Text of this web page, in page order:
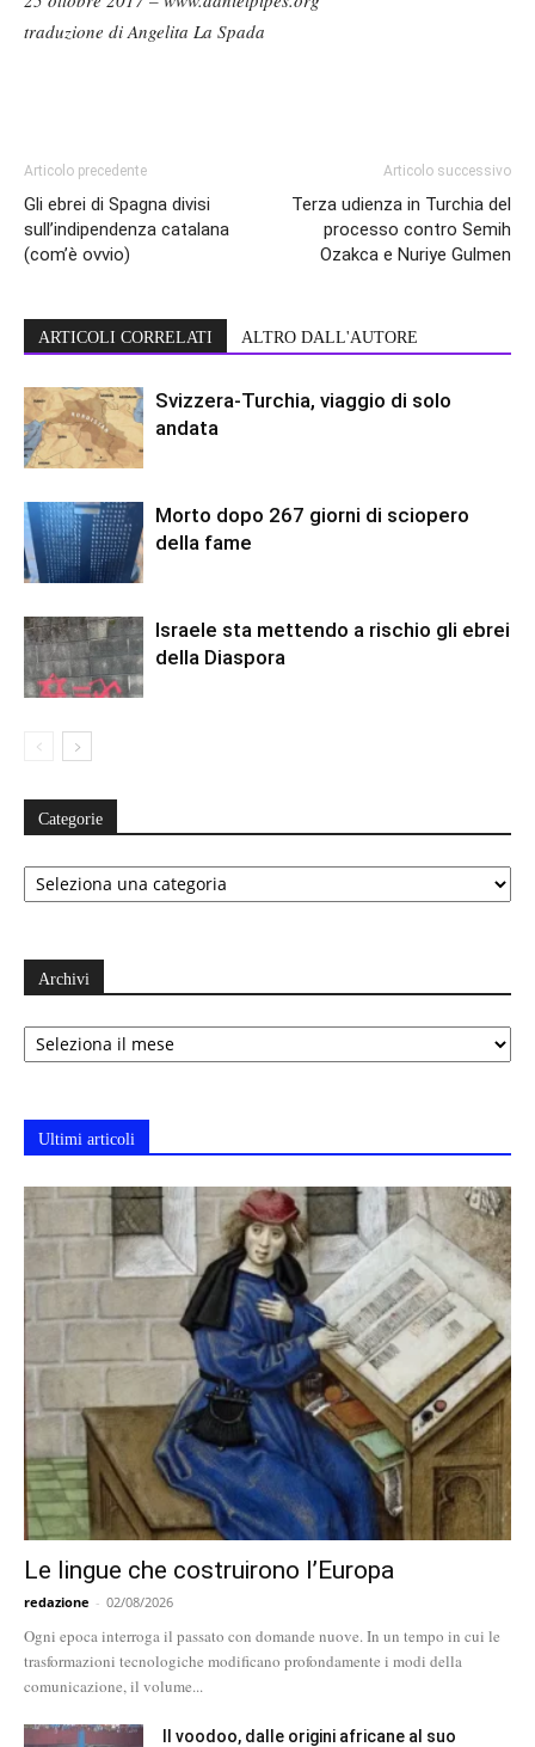
traduzione di Angelita La Spada
Articolo precedente
Gli ebrei di Spagna divisi
sull’indipendenza catalana
(com’è ovvio)
Articolo successivo
Terza udienza in Turchia del
processo contro Semih
Ozakca e Nuriye Gulmen
ARTICOLI CORRELATI ALTRO DALL'AUTORE
Svizzera-Turchia, viaggio di solo
andata
Morto dopo 267 giorni di sciopero
della fame
Israele sta mettendo a rischio gli ebrei
della Diaspora
Categorie
Categorie
Archivi
Archivi
Ultimi articoli
Le lingue che costruirono l’Europa
redazione - 02/08/2026
Ogni epoca interroga il passato con domande nuove. In un tempo in cui le
trasformazioni tecnologiche modificano profondamente i modi della
comunicazione, il volume...
Il voodoo, dalle origini africane al suo